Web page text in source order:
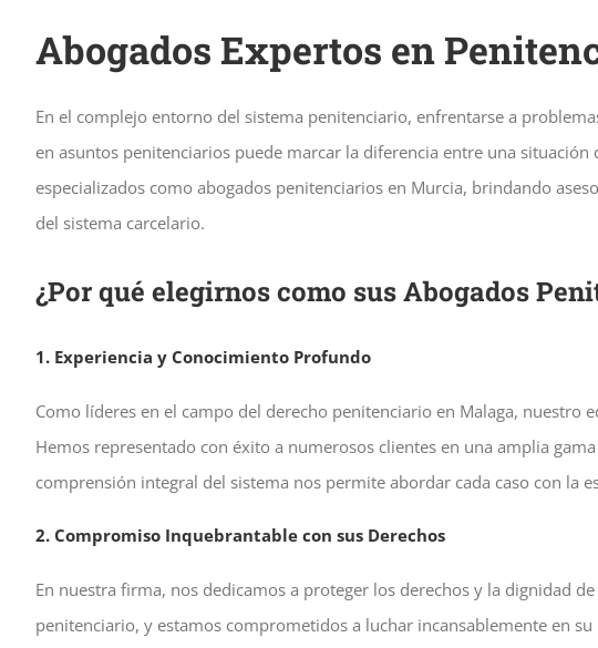
Abogados Expertos en
En el complejo entorno del sistema penitenciario, enfrentarse a
en asuntos penitenciarios puede marcar la diferencia entre una
especializados como abogados penitenciarios en Murcia, brindando
del sistema carcelario.
¿Por qué elegirnos como sus Abogados
1. Experiencia y Conocimiento Profundo
Como líderes en el campo del derecho penitenciario en Malaga,
Hemos representado con éxito a numerosos clientes en una amplia
comprensión integral del sistema nos permite abordar cada caso con la
2. Compromiso Inquebrantable con sus Derechos
En nuestra firma, nos dedicamos a proteger los derechos y la dignidad
penitenciario, y estamos comprometidos a luchar incansablemente en